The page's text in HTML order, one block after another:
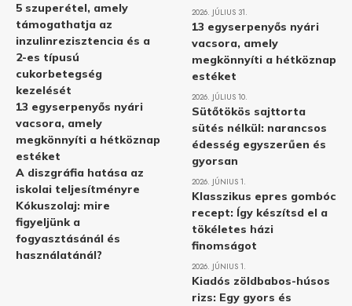
5 szuperétel, amely
támogathatja az
inzulinrezisztencia és a
2-es típusú
cukorbetegség
kezelését
13 egyserpenyős nyári
vacsora, amely
megkönnyíti a hétköznap
estéket
A diszgráfia hatása az
iskolai teljesítményre
Kókuszolaj: mire
figyeljünk a
fogyasztásánál és
használatánál?
2026. JÚLIUS 31.
13 egyserpenyős nyári
vacsora, amely
megkönnyíti a hétköznap
estéket
2026. JÚLIUS 10.
Sütőtökös sajttorta
sütés nélkül: narancsos
édesség egyszerűen és
gyorsan
2026. JÚNIUS 1.
Klasszikus epres gombóc
recept: Így készítsd el a
tökéletes házi
finomságot
2026. JÚNIUS 1.
Kiadós zöldbabos-húsos
rizs: Egy gyors és